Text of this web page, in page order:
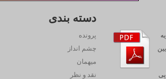
دسته بندی
پرونده
چشم انداز
میهمان
نقد و نظر